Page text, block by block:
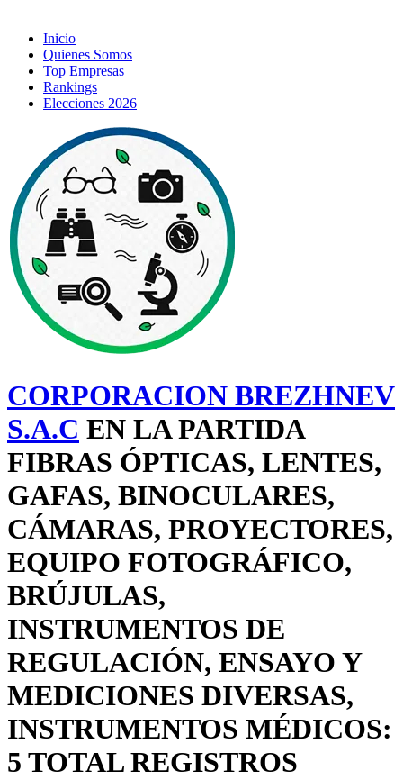
Inicio
Quienes Somos
Top Empresas
Rankings
Elecciones 2026
CORPORACION BREZHNEV
S.A.C EN LA PARTIDA
FIBRAS ÓPTICAS, LENTES,
GAFAS, BINOCULARES,
CÁMARAS, PROYECTORES,
EQUIPO FOTOGRÁFICO,
BRÚJULAS,
INSTRUMENTOS DE
REGULACIÓN, ENSAYO Y
MEDICIONES DIVERSAS,
INSTRUMENTOS MÉDICOS:
5 TOTAL REGISTROS